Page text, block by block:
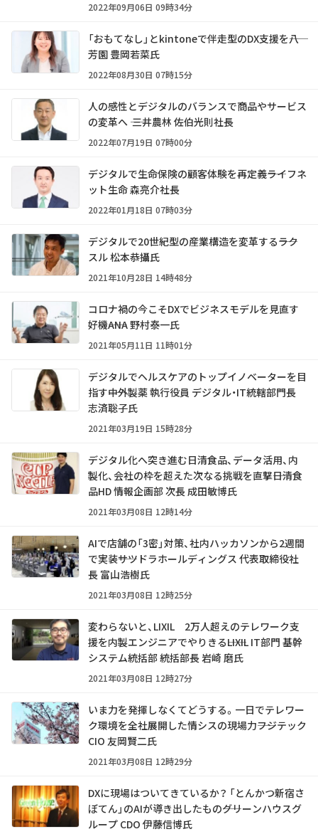
2022年09月06日 09時34分
「おもてなし」とkintoneで伴走型のDX支援を――八
芳園 豊岡若菜氏
2022年08月30日 07時15分
人の感性とデジタルのバランスで商品やサービス
の変革へ ―― 三井農林 佐伯光則社長
2022年07月19日 07時00分
デジタルで生命保険の顧客体験を再定義――ライフネ
ット生命 森亮介社長
2022年01月18日 07時03分
デジタルで20世紀型の産業構造を変革する――ラク
スル 松本恭攝氏
2021年10月28日 14時48分
コロナ禍の今こそDXでビジネスモデルを見直す
好機――ANA 野村泰一氏
2021年05月11日 11時01分
デジタルでヘルスケアのトップイノベーターを目
指す――中外製薬 執行役員 デジタル・IT統轄部門長
志済聡子氏
2021年03月19日 15時28分
デジタル化へ突き進む日清食品、データ活用、内
製化、会社の枠を超えた次なる挑戦を直撃――日清食
品HD 情報企画部 次長 成田敏博氏
2021年03月08日 12時14分
AIで店舗の「3密」対策、社内ハッカソンから2週間
で実装――サツドラホールディングス 代表取締役社
長 富山浩樹氏
2021年03月08日 12時25分
変わらないと、LIXIL 2万人超えのテレワーク支
援を内製エンジニアでやりきる――LIXIL IT部門 基幹
システム統括部 統括部長 岩崎 磨氏
2021年03月08日 12時27分
いま力を発揮しなくてどうする。一日でテレワー
ク環境を全社展開した情シスの現場力――フジテック
CIO 友岡賢二氏
2021年03月08日 12時29分
DXに現場はついてきているか？ 「とんかつ新宿さ
ぼてん」のAIが導き出したもの――グリーンハウスグ
ループ CDO 伊藤信博氏